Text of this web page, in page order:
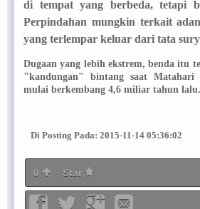
di tempat yang berbeda, tetapi
Perpindahan mungkin terkait
yang terlempar keluar dari tata
Dugaan yang lebih ekstrem, benda itu
"kandungan" bintang saat
mulai berkembang 4,6 miliar tahun lalu.
Di Posting Pada: 2015-11-14 05:36:02
0 Star